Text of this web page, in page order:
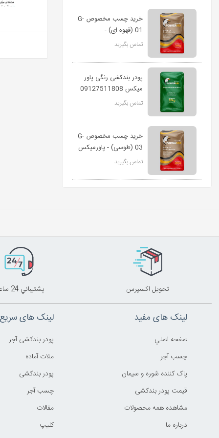
خرید چسب مخصوص G-
01 (قهوه ای) -
پاورمیکس
تماس بگیرید
پودر بندکشی رنگی پاور
میکس 09127511808
تماس بگیرید
خرید چسب مخصوص G-
03 (طوسی) - پاورمیکس
تماس بگیرید
تحويل اکسپرس پشتيباني 24 ساعته
لینک های مفید
صفحه اصلي
چسب آجر
پاک کننده شوره و سیمان
قیمت پودر بندکشی
مشاهده همه محصولات
درباره ما
لینک های
پودر بندکشی آجر
ملات آماده
پودر بندکشی
چسب آجر
مقالات
کليپ